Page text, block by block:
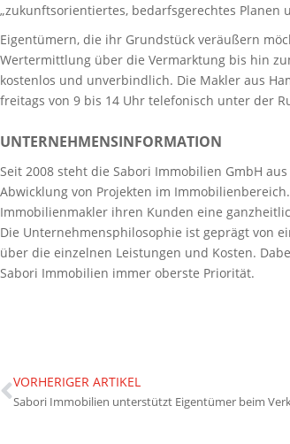
„zukunftsorientiertes, bedarfsgerechtes Planen
Eigentümern, die ihr Grundstück veräußern
Wertermittlung über die Vermarktung bis hin
kostenlos und unverbindlich. Die Makler aus
freitags von 9 bis 14 Uhr telefonisch unter der
UNTERNEHMENSINFORMATION
Seit 2008 steht die Sabori Immobilien GmbH
Abwicklung von Projekten im
Immobilienmakler ihren Kunden eine
Die Unternehmensphilosophie ist geprägt von
über die einzelnen Leistungen und Kosten.
Sabori Immobilien immer oberste Priorität.
VORHERIGER ARTIKEL